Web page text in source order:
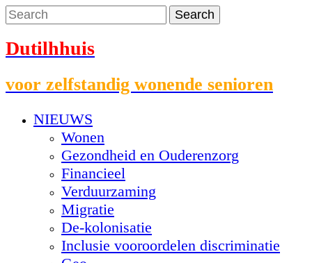
Dutilhhuis
voor zelfstandig wonende senioren
NIEUWS
Wonen
Gezondheid en Ouderenzorg
Financieel
Verduurzaming
Migratie
De-kolonisatie
Inclusie vooroordelen discriminatie